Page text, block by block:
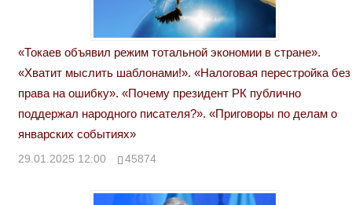
«Токаев объявил режим тотальной экономии в стране».
«Хватит мыслить шаблонами!». «Налоговая перестройка без
права на ошибку». «Почему президент РК публично
поддержал народного писателя?». «Приговоры по делам о
январских событиях»
29.01.2025 12:00 45874